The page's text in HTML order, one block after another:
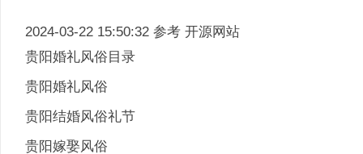
2024-03-22 15:50:32 参考 开源网站
贵阳婚礼风俗目录
贵阳婚礼风俗
贵阳结婚风俗礼节
贵阳嫁娶风俗